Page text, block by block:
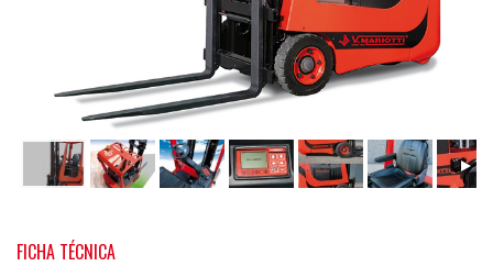
FICHA TÉCNICA